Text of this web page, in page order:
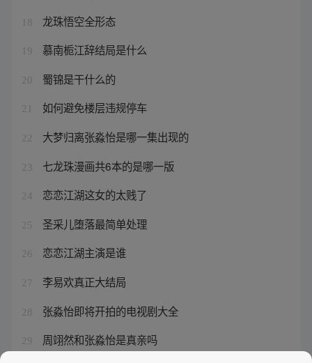
18 龙珠悟空全形态
19 慕南栀江辞结局是什么
20 蜀锦是干什么的
21 如何避免楼层违规停车
22 大梦归离张淼怡是哪一集出现的
23 七龙珠漫画共6本的是哪一版
24 恋恋江湖这女的太贱了
25 圣采儿堕落最简单处理
26 恋恋江湖主演是谁
27 李易欢真正大结局
28 张淼怡即将开拍的电视剧大全
29
周翊然和张淼怡是真亲吗